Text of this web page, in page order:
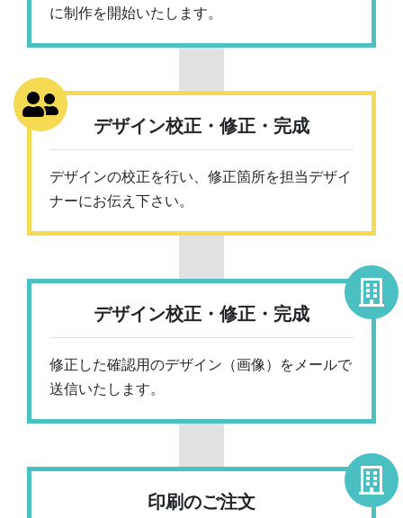
に制作を開始いたします。
デザイン校正・修正・完成
デザインの校正を行い、修正箇所を担当デザイ
ナーにお伝え下さい。
デザイン校正・修正・完成
修正した確認用のデザイン（画像）をメールで
送信いたします。
印刷のご注文